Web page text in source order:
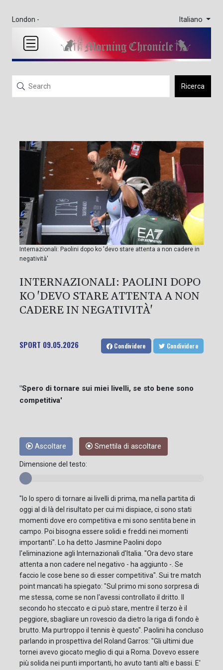
London - Italiano
Ricerca
Internazionali: Paolini dopo ko 'devo stare attenta a non cadere in
negatività'
INTERNAZIONALI: PAOLINI DOPO
KO 'DEVO STARE ATTENTA A NON
CADERE IN NEGATIVITÀ'
SPORT 09.05.2026 Condividere Condividere
"Spero di tornare sui miei livelli, se sto bene sono
competitiva'
Ascoltare Smettila di ascoltare
Dimensione del testo:
"Io lo spero di tornare ai livelli di prima, ma nella partita di
oggi al di là del risultato per cui mi dispiace, ci sono stati
momenti dove ero competitiva e mi sono sentita bene in
campo. Poi bisogna essere solidi e freddi nei momenti
importanti". Lo ha detto Jasmine Paolini dopo
l'eliminazione agli Internazionali d'Italia. "Ora devo stare
attenta a non cadere nel negativo - ha aggiunto -. Se
faccio le cose bene so di esser competitiva". Sui tre match
point mancati ha spiegato: "Sul primo mi sono sorpresa di
me stessa, come se non l'avessi controllato il dritto. Il
secondo ho steccato e ci può stare, mentre il terzo è il
peggiore, sbagliare un rovescio da dietro la riga di fondo è
brutto. Ma purtroppo il tennis è questo". Paolini ha concluso
parlando in prospettiva del Roland Garros: "Gli ultimi due
tornei avevo giocato meglio di qui a Roma. Dovevo essere
più solida nei punti importanti, ho avuto tanti alti e bassi. E'